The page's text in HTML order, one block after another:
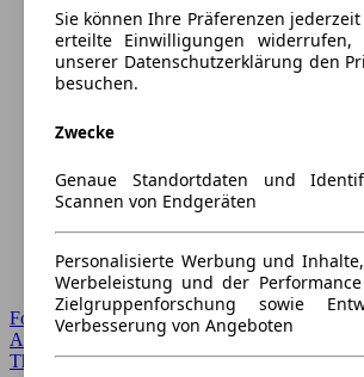
Forum Startseite
Alle Auto-Foren
Themen-Forum
Sie können Ihre Präferenzen
erteilte Einwilligungen
unserer Datenschutzerklärung den
besuchen.
Zwecke
Genaue Standortdaten und
Scannen von Endgeräten
Personalisierte Werbung und
Werbeleistung und der
Zielgruppenforschung sowie
Verbesserung von Angeboten